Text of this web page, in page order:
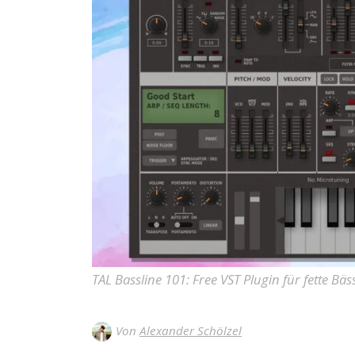
TAL Bassline 101: Free VST Plugin für fette
Von Alexander Schölzel